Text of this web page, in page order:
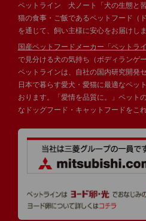
ペットライン 犬ノート「犬の生態と
猫の食事・ご飯であるペットフード（
を通じて、飼い主様に安心をお届けしま
国産ペットフードメーカー「ペットライ
で見分ける犬の気持ち（ボディランゲ
ペットラインは、自社の国内研究開発
日本で暮らす愛犬・愛猫に最適なペッ
おります。「愛情を品質に。」ペット
なドッグフード・キャットフードをこ